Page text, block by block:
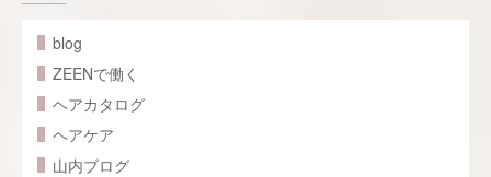
blog
ZEENで働く
ヘアカタログ
ヘアケア
山内ブログ